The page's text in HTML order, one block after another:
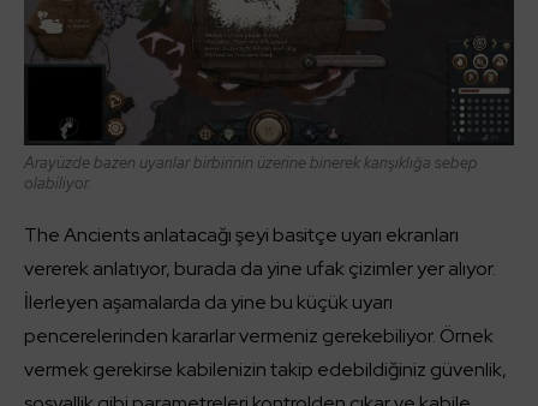
Arayüzde bazen uyarılar birbirinin üzerine binerek karışıklığa sebep
olabiliyor.
The Ancients anlatacağı şeyi basitçe uyarı ekranları
vererek anlatıyor, burada da yine ufak çizimler yer alıyor.
İlerleyen aşamalarda da yine bu küçük uyarı
pencerelerinden kararlar vermeniz gerekebiliyor. Örnek
vermek gerekirse kabilenizin takip edebildiğiniz güvenlik,